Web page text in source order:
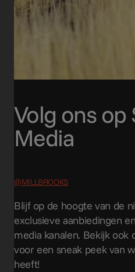
Volg ons op
Media
@MILLBROOKS
Blijf op de hoogte van de
exclusieve aanbiedingen
media kanalen. Bekijk ook
voor een sneak peek van
heeft!